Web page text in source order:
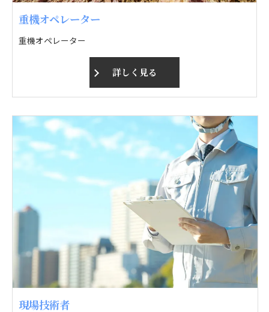
重機オペレーター
重機オペレーター
詳しく見る
現場技術者